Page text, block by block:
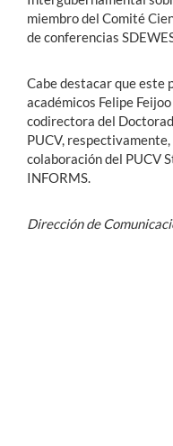
miembro del Comité
de conferencias
Cabe destacar que este
académicos Felipe
codirectora del
PUCV,
colaboración del PUCV
INFORMS.
Dirección de